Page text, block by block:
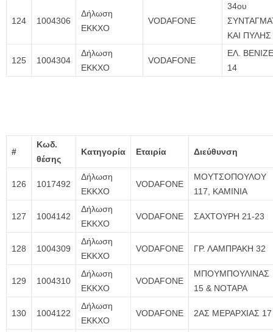
124 1004306
Δήλωση
ΕΚΚΧΟ
VODAFONE
34ου
ΚΑΙ ΠΥΛΗΣ
125 1004304
Δήλωση
ΕΚΚΧΟ
VODAFONE
ΕΛ.
14
#
Κωδ.
θέσης
Κατηγορία Εταιρία Διεύθυνση
126 1017492
Δήλωση
ΕΚΚΧΟ
VODAFONE
ΜΟΥΤΣΟΠΟΥΛΟΥ
117, ΚΑΜΙΝΙΑ
127 1004142
Δήλωση
ΕΚΚΧΟ
VODAFONE ΣΑΧΤΟΥΡΗ 21-23
128 1004309
Δήλωση
ΕΚΚΧΟ
VODAFONE ΓΡ. ΛΑΜΠΡΑΚΗ 32
129 1004310
Δήλωση
ΕΚΚΧΟ
VODAFONE
ΜΠΟΥΜΠΟΥΛΙΝΑΣ
15 & ΝΟΤΑΡΑ
130 1004122
Δήλωση
ΕΚΚΧΟ
VODAFONE 2ΑΣ ΜΕΡΑΡΧΙΑΣ 17